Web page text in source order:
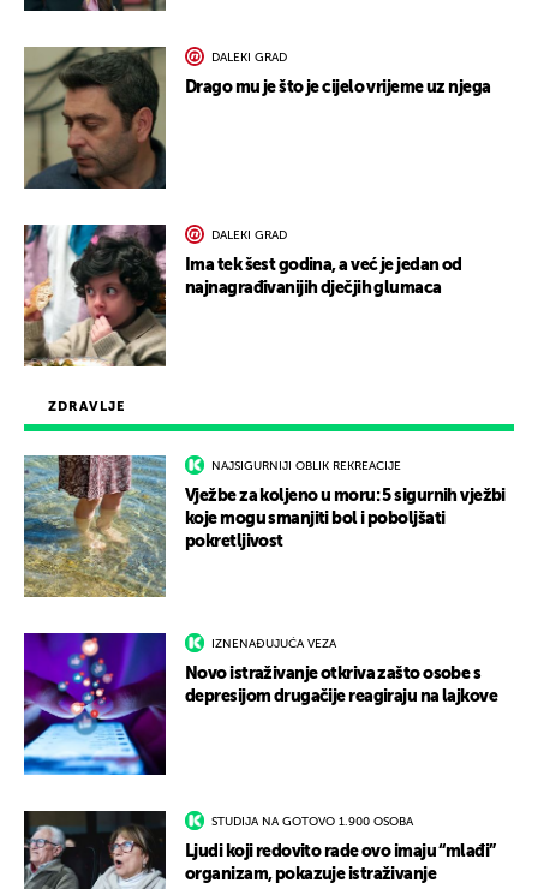
ZDRAVLJE
NAJSIGURNIJI OBLIK REKREACIJE
Vježbe za koljeno u moru: 5 sigurnih vježbi
koje mogu smanjiti bol i poboljšati
pokretljivost
IZNENAĐUJUĆA VEZA
Novo istraživanje otkriva zašto osobe s
depresijom drugačije reagiraju na lajkove
STUDIJA NA GOTOVO 1.900 OSOBA
Ljudi koji redovito rade ovo imaju “mlađi”
organizam, pokazuje istraživanje
DALEKI GRAD
Drago mu je što je cijelo vrijeme uz njega
DALEKI GRAD
Ima tek šest godina, a već je jedan od
najnagrađivanijih dječjih glumaca